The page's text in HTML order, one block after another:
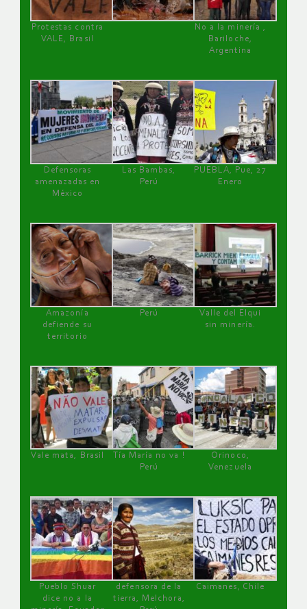
Protestas contra
VALE, Brasil
No a la minería ,
Bariloche,
Argentina
Defensoras
amenazadas en
México
Las Bambas,
Perú
PUEBLA, Pue, 27
Enero
Amazonía
defiende su
territorio
Perú
Valle del Elqui
sin minería.
Vale mata, Brasil
Tía María no va !
Perú
Orinoco,
Venezuela
Pueblo Shuar
dice no a la
defensora de la
tierra, Melchora,
Caimanes, Chile